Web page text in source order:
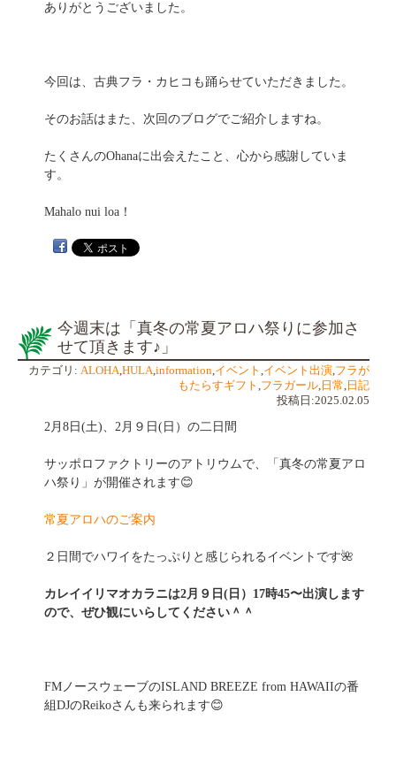
ありがとうございました。
今回は、古典フラ・カヒコも踊らせていただきました。
そのお話はまた、次回のブログでご紹介しますね。
たくさんのOhanaに出会えたこと、心から感謝していま
す。
Mahalo nui loa！
今週末は「真冬の常夏アロハ祭りに参加さ
せて頂きます♪」
カテゴリ: ALOHA,HULA,information,イベント ,イベント出演,フラが
もたらすギフト ,フラガール, 日常, 日記
投稿日:2025.02.05
2月8日(土)、2月９日(日）の二日間
サッポロファクトリーのアトリウムで、「真冬の常夏アロ
ハ祭り」が開催されます😊
常夏アロハのご案内
２日間でハワイをたっぷりと感じられるイベントです🌺
カレイイリマオカラニは2月９日(日）17時45〜出演します
ので、ぜひ観にいらしてください＾＾
FMノースウェーブのISLAND BREEZE from HAWAIIの番
組DJのReikoさんも来られます😊